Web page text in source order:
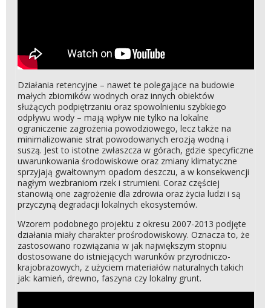
Działania retencyjne – nawet te polegające na budowie
małych zbiorników wodnych oraz innych obiektów
służących podpiętrzaniu oraz spowolnieniu szybkiego
odpływu wody – mają wpływ nie tylko na lokalne
ograniczenie zagrożenia powodziowego, lecz także na
minimalizowanie strat powodowanych erozją wodną i
suszą. Jest to istotne zwłaszcza w górach, gdzie specyficzne
uwarunkowania środowiskowe oraz zmiany klimatyczne
sprzyjają gwałtownym opadom deszczu, a w konsekwencji
nagłym wezbraniom rzek i strumieni. Coraz częściej
stanowią one zagrożenie dla zdrowia oraz życia ludzi i są
przyczyną degradacji lokalnych ekosystemów.
Wzorem podobnego projektu z okresu 2007-2013 podjęte
działania miały charakter prośrodowiskowy. Oznacza to, że
zastosowano rozwiązania w jak największym stopniu
dostosowane do istniejących warunków przyrodniczo-
krajobrazowych, z użyciem materiałów naturalnych takich
jak: kamień, drewno, faszyna czy lokalny grunt.